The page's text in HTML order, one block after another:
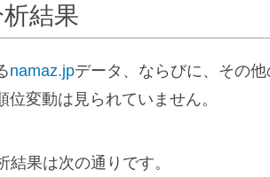
結果
namaz.jpデータ、ならびに、その
変動は見られていません。
果は次の通りです。